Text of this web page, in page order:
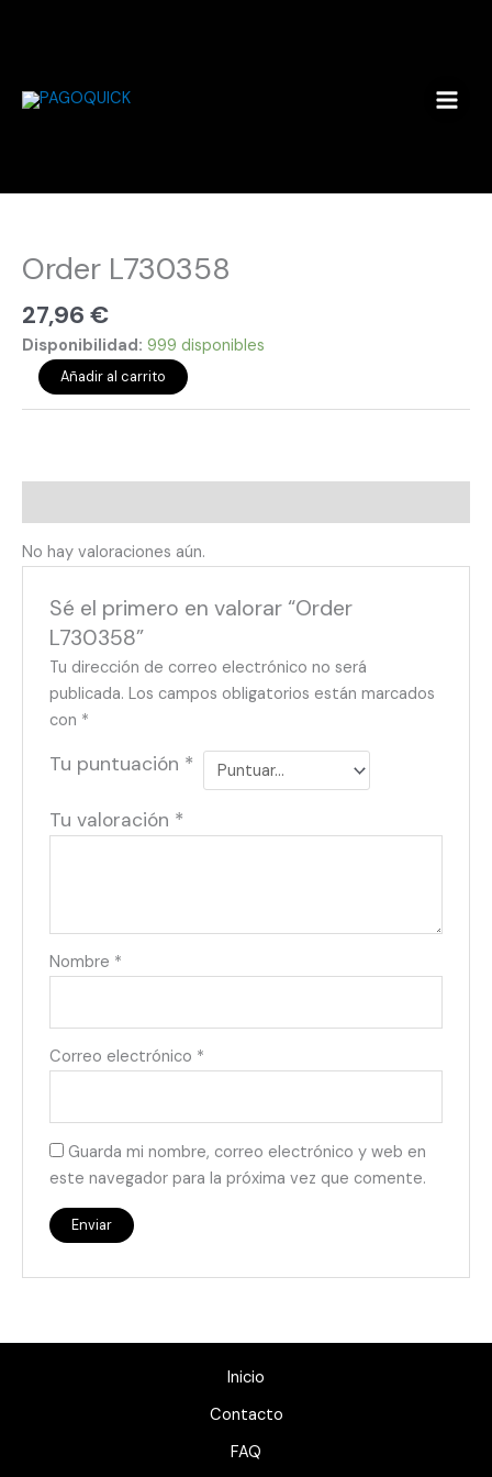
Order L730358
27,96 €
Disponibilidad: 999 disponibles
cantidad
Añadir al carrito
No hay valoraciones aún.
Sé el primero en valorar “Order
L730358”
Tu dirección de correo electrónico no será
publicada. Los campos obligatorios están marcados
con *
Tu puntuación *
Tu valoración *
Nombre *
Correo electrónico *
Guarda mi nombre, correo electrónico y web en
este navegador para la próxima vez que comente.
Inicio
Contacto
FAQ